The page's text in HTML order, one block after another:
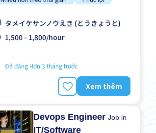
タメイケサンノウえき (とうきょうと)
1,500 - 1,800/hour
Đã đăng Hơn 3 tháng trước
Xem thêm
Devops EngineerJob in
IT/Software